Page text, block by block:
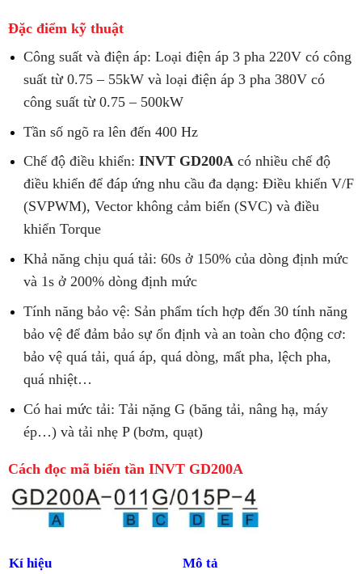
Đặc điểm kỹ thuật
Công suất và điện áp: Loại điện áp 3 pha 220V có công
suất từ 0.75 – 55kW và loại điện áp 3 pha 380V có
công suất từ 0.75 – 500kW
Tần số ngõ ra lên đến 400 Hz
Chế độ điều khiển:INVT GD200A có nhiều chế độ
điều khiển để đáp ứng nhu cầu đa dạng: Điều khiển V/F
(SVPWM), Vector không cảm biến (SVC) và điều
khiển Torque
Khả năng chịu quá tải: 60s ở 150% của dòng định mức
và 1s ở 200% dòng định mức
Tính năng bảo vệ: Sản phẩm tích hợp đến 30 tính năng
bảo vệ để đảm bảo sự ổn định và an toàn cho động cơ:
bảo vệ quá tải, quá áp, quá dòng, mất pha, lệch pha,
quá nhiệt…
Có hai mức tải: Tải nặng G (băng tải, nâng hạ, máy
ép…) và tải nhẹ P (bơm, quạt)
Cách đọc mã biến tần INVT GD200A
Kí hiệu Mô tả